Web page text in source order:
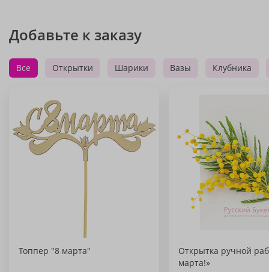
Добавьте к заказу
Все Открытки Шарики Вазы Клубника
Топпер "8 марта"
Открытка ручной
марта!»